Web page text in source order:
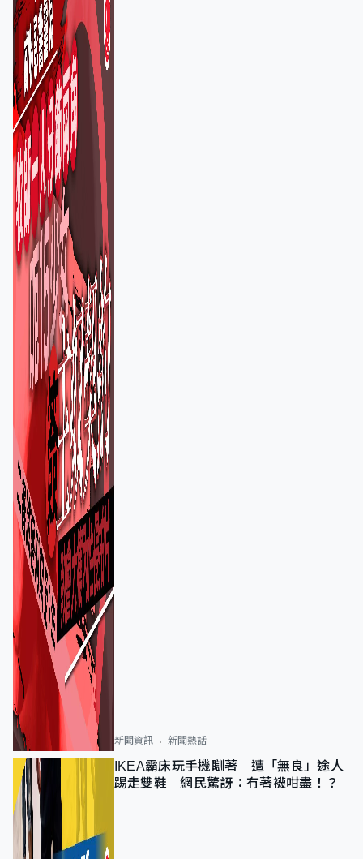
新聞資訊 新聞熱話
IKEA霸床玩手機瞓著 遭「無良」途人
踢走雙鞋 網民驚訝：冇著襪咁盡！？